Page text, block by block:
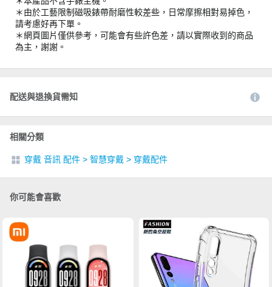
＊由於工藝限制磁吸錶帶耐磨性較差些，日常摩擦相對易掉色，
請考慮好再下單。
＊網頁圖片僅供參考，可能會有些許色差，請以實際收到的商品
為主，謝謝。
配送與退換貨需知
相關分類
穿戴 音訊 配件 > 智慧穿戴 > 穿戴配件
你可能會喜歡